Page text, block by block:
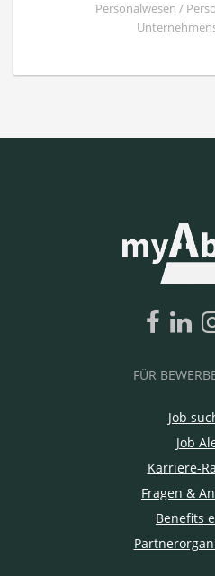
Personalwesen /
FÜR
Job
Job
Karriere-
Fragen &
Benefits